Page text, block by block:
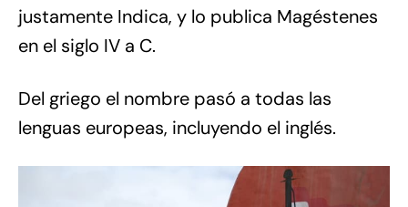
justamente Indica, y lo publica Magéstenes
en el siglo IV a C.
Del griego el nombre pasó a todas las
lenguas europeas, incluyendo el inglés.